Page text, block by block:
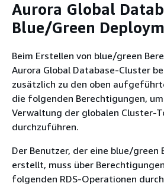
Aurora Global
Blue/Green
Beim Erstellen von blue/green
Aurora Global Database-Cluster
zusätzlich zu den oben
die folgenden Berechtigungen,
Verwaltung der globalen Cluster-
durchzuführen.
Der Benutzer, der eine blue/green
erstellt, muss über
folgenden RDS-Operationen